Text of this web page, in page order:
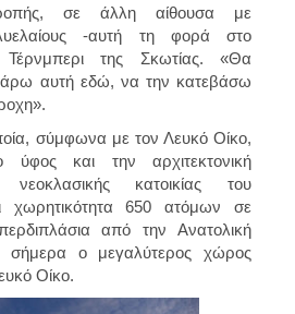
σε άλλη αίθουσα με
-αυτή τη φορά στο
της Σκωτίας. «Θα
αυτή εδώ, να την κατεβάσω
σύμφωνα με τον Λευκό Οίκο,
ύφος και την αρχιτεκτονική
κατοικίας του
χωρητικότητα 650 ατόμων σε
από την Ανατολική
σήμερα ο μεγαλύτερος χώρος
Οίκο.